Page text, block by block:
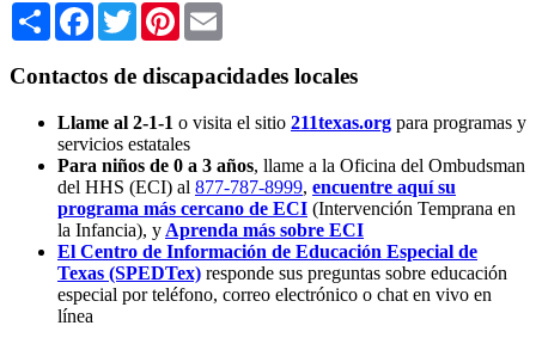
Share Facebook
TwitterPinterest
Contactos de discapacidades locales
Llame al 2-1-1 o visita el sitio 211texas.org para programas y
servicios estatales
Para niños de 0 a 3 años, llame a la Oficina del Ombudsman
del HHS (ECI) al 877-787-8999, encuentre aquí su
programa más cercano de ECI (Intervención Temprana en
la Infancia), y Aprenda más sobre ECI
El Centro de Información de Educación Especial de
Texas (SPEDTex) responde sus preguntas sobre educación
especial por teléfono, correo electrónico o chat en vivo en
línea